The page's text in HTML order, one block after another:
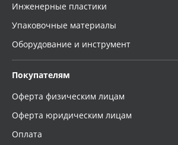
Инженерные пластики
Упаковочные материалы
Оборудование и инструмент
Покупателям
Оферта физическим лицам
Оферта юридическим лицам
Оплата